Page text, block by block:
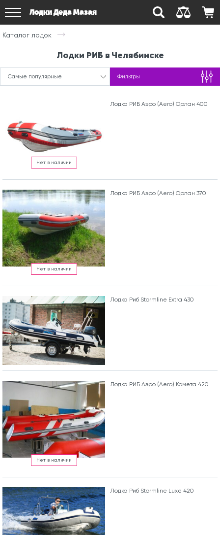
Лодки Деда Мазая
Каталог лодок
Лодки РИБ в Челябинске
Самые популярные Фильтры
Нет в наличии
Лодка РИБ Аэро (Aero) Орлан 400
Нет в наличии
Лодка РИБ Аэро (Aero) Орлан 370
Лодка Риб Stormline Extra 430
Нет в наличии
Лодка РИБ Аэро (Aero) Комета 420
Лодка Риб Stormline Luxe 420